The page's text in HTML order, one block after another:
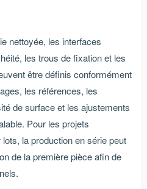
nettoyée, les interfaces
les trous de fixation et les
être définis conformément
les références, les
de surface et les ajustements
Pour les projets
la production en série peut
de la première pièce afin de